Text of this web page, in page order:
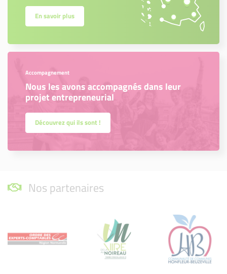
En savoir plus
Accompagnement
Nous les avons accompagnés dans leur
projet entrepreneurial
Découvrez qui ils sont !
Nos partenaires